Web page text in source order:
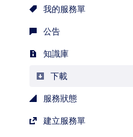
我的服務單
公告
知識庫
下載
服務狀態
建立服務單